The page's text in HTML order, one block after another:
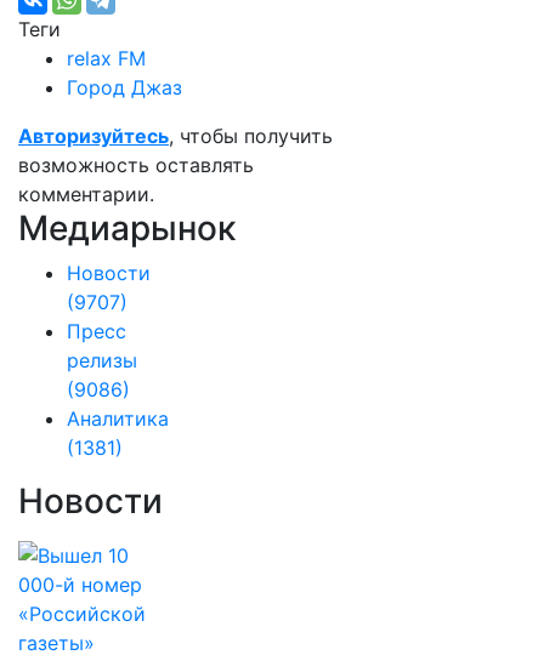
Теги
relax FM
Город Джаз
Авторизуйтесь, чтобы получить
возможность оставлять
комментарии.
Медиарынок
Новости
(9707)
Пресс
релизы
(9086)
Аналитика
(1381)
Новости